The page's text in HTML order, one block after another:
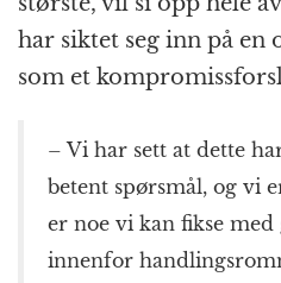
har siktet seg inn på
som et
– Vi har sett at dette
betent spørsmål, og vi
er noe vi kan fikse
innenfor